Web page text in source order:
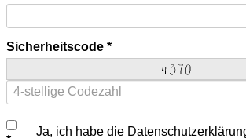
Sicherheitscode
Ja, ich habe die